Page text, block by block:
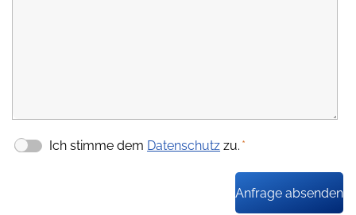
Ich stimme dem Datenschutz zu. *
Anfrage absenden